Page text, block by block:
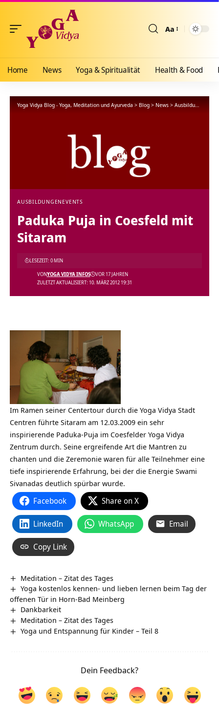
Aa
Home News Yoga & Spiritualität Health & Food
Yoga Vidya Blog - Yoga, Meditation und Ayurveda > Blog > News > Ausbildungen
AUSBILDUNGEN EVENTS
Paduka Puja in Coesfeld mit
Sitaram
ZULETZT AKTUALISIERT: 10. MÄRZ 2012 19:31
VONYOGA VIDYA INFOS VOR 17 JAHREN
LESEZEIT: 0 MIN
Im Ramen seiner Centertour durch die Yoga Vidya Stadt
Centren führte Sitaram am 12.03.2009 ein sehr
inspirierende Paduka-Puja im Coesfelder Yoga Vidya
Zentrum durch. Seine ergreifende Art die Mantren zu
chanten und die Zeremonie waren für alle Teilnehmer eine
tiefe inspirierende Erfahrung, bei der die Energie Swami
Sivanadas deutlich spürbar wurde.
Facebook Share on X
LinkedIn WhatsApp Email
Copy Link
Meditation – Zitat des Tages
Yoga kostenlos kennen- und lieben lernen beim Tag der
offenen Tür in Horn-Bad Meinberg
Dankbarkeit
Meditation – Zitat des Tages
Yoga und Entspannung für Kinder – Teil 8
Dein Feedback?